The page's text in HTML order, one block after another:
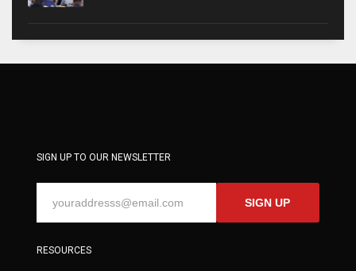
SIGN UP TO OUR NEWSLETTER
SIGN UP
RESOURCES